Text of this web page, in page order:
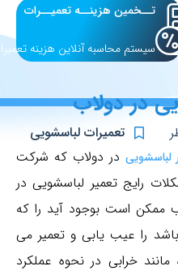
تــخمین هزینــه تعمیــرات
سیستم محاسبه آنلاین هزینه
در دولاب
تعمیرات لباسشویی
لباسشویی در دولاب که شرکت
رایج تعمیر لباسشویی در
ممکن است بوجود آید را که
را عیب یابی و تعمیر می
خرابی در نحوه عملکرد